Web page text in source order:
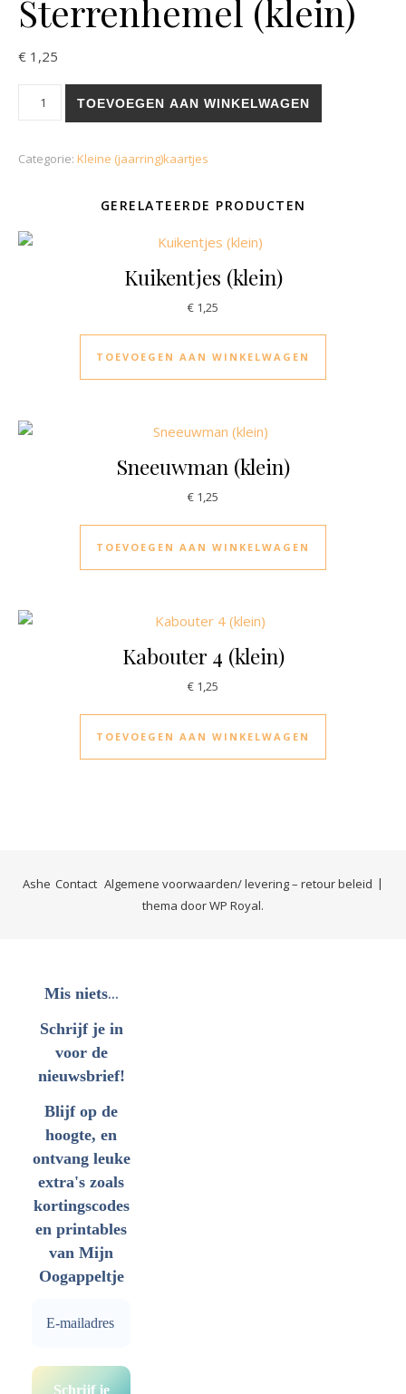
Sterrenhemel (klein)
€ 1,25
TOEVOEGEN AAN WINKELWAGEN
Categorie: Kleine (jaarring)kaartjes
GERELATEERDE PRODUCTEN
Kuikentjes (klein)
€ 1,25
TOEVOEGEN AAN WINKELWAGEN
Sneeuwman (klein)
€ 1,25
TOEVOEGEN AAN WINKELWAGEN
Kabouter 4 (klein)
€ 1,25
TOEVOEGEN AAN WINKELWAGEN
Contact Algemene voorwaarden/ levering – retour beleid
Ashe
thema doorWP Royal.
Mis niets...
Schrijf je in
voor de
nieuwsbrief!
Blijf op de
hoogte, en
ontvang leuke
extra's zoals
kortingscodes
en printables
van Mijn
Oogappeltje